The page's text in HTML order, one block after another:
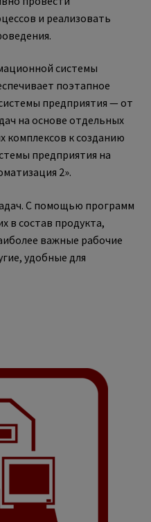
и реализовать
системы
поэтапное
предприятия — от
на основе отдельных
комплексов к созданию
предприятия на
2».
С помощью программ
в состав продукта,
важные рабочие
удобные для